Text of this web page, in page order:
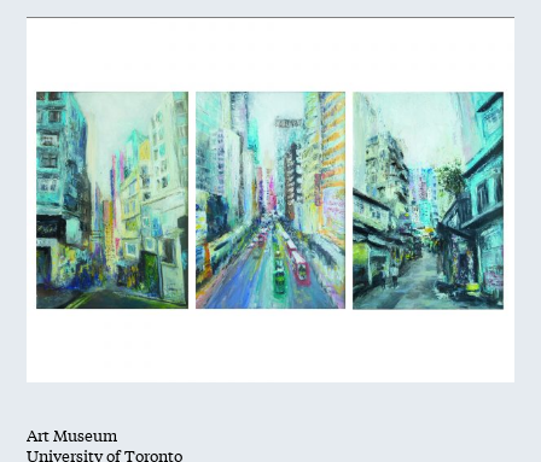
Art Museum
University of Toronto